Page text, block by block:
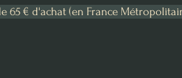
65 € d'achat (en France